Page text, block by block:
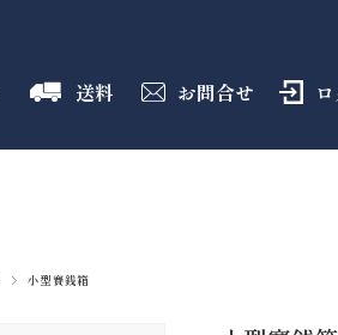
送料 お問合せ
小型賽銭箱